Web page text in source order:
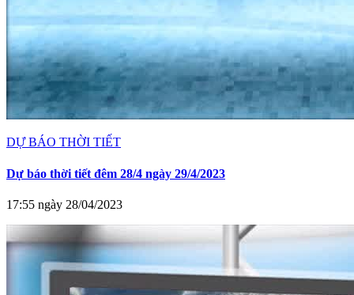
DỰ BÁO THỜI TIẾT
Dự báo thời tiết đêm 28/4 ngày 29/4/2023
17:55 ngày 28/04/2023